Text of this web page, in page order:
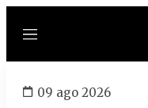
Menú
09 ago 2026